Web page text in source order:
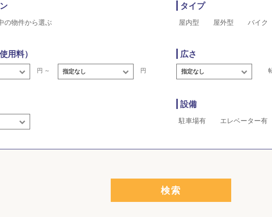
の物件から選ぶ
用料）
円 ～ 指定なし 円
タイプ
屋内型 屋外型 バイク
広さ
指定なし
設備
駐車場有 エレベーター有
検索